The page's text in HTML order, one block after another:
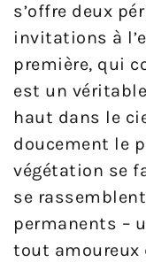
s’offre deux
invitations à
première, qui
est un
haut dans le
doucement le
végétation se
se
permanents –
tout amoureux